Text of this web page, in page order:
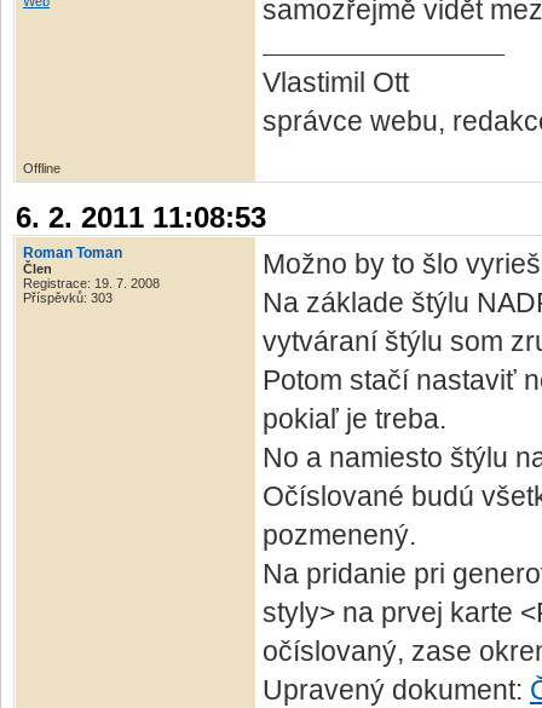
samozřejmě vidět
Vlastimil Ott
správce webu,
Offline
6. 2. 2011 11:08:53
Roman Toman
Člen
Registrace: 19. 7. 2008
Příspěvků: 303
Možno by to šlo
Na základe štýlu
vytváraní štýlu som
Potom stačí nastaviť
pokiaľ je treba.
No a namiesto štýlu
Očíslované budú
pozmenený.
Na pridanie pri
styly> na prvej karte
očíslovaný, zase
Upravený dokument: